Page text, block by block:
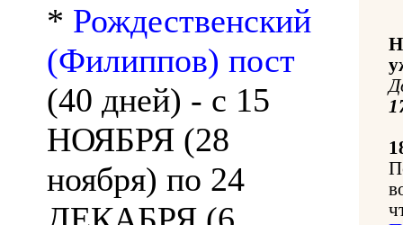
* Рождественский
(Филиппов) пост
(40 дней) - с 15
НОЯБРЯ (28
ноября) по 24